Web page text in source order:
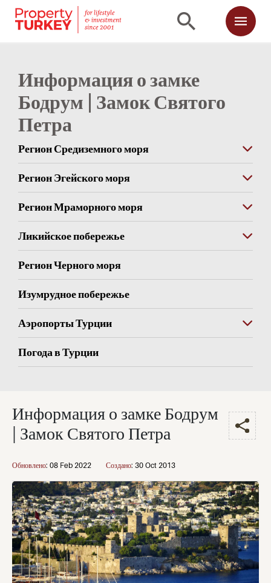
Информация о замке
Бодрум | Замок Святого
Петра
Регион Средиземного моря
Регион Эгейского моря
Регион Мраморного моря
Ликийское побережье
Регион Черного моря
Изумрудное побережье
Аэропорты Турции
Погода в Турции
Информация о замке Бодрум
| Замок Святого Петра
Обновлено: 08 Feb 2022 Создано: 30 Oct 2013